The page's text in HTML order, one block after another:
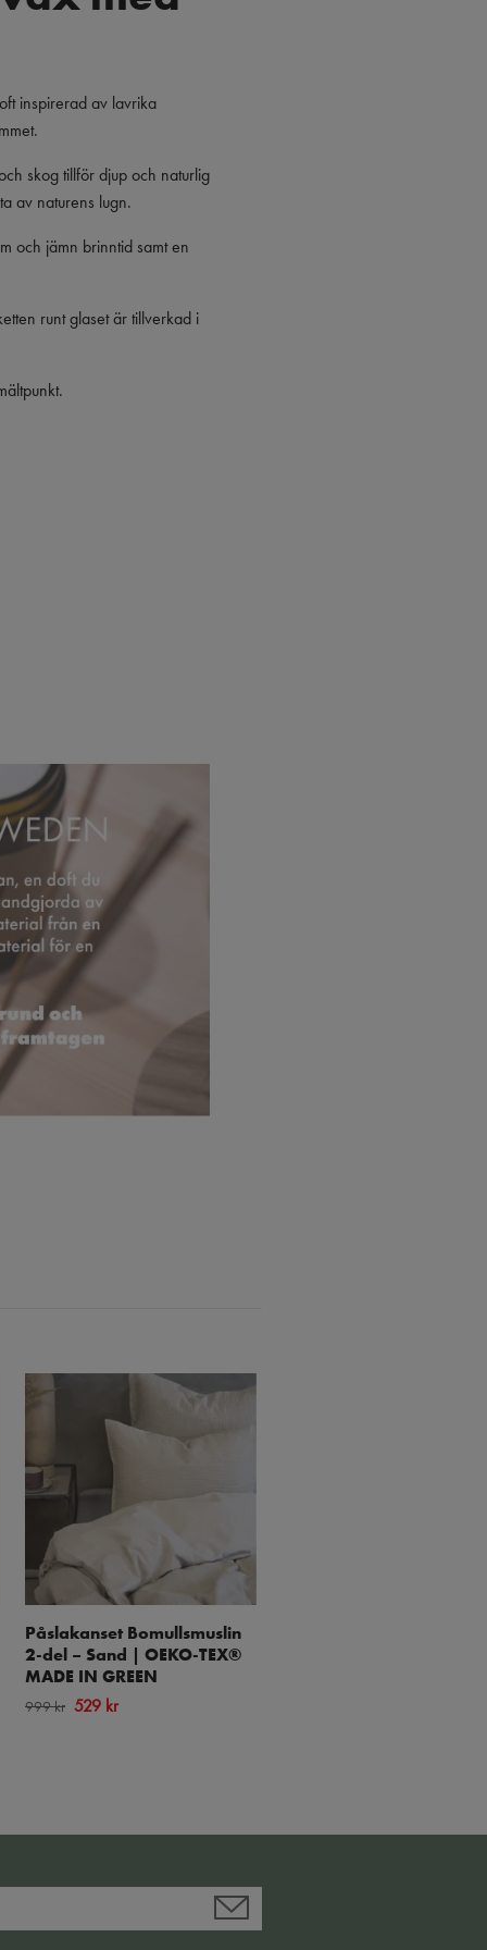
inspirerad av lavrika
skog tillför djup och naturlig
av naturens lugn.
och jämn brinntid samt en
runt glaset är tillverkad i
Påslakanset Bomullsmuslin
2-del – Sand | OEKO-TEX®
MADE IN GREEN
999 kr 529 kr